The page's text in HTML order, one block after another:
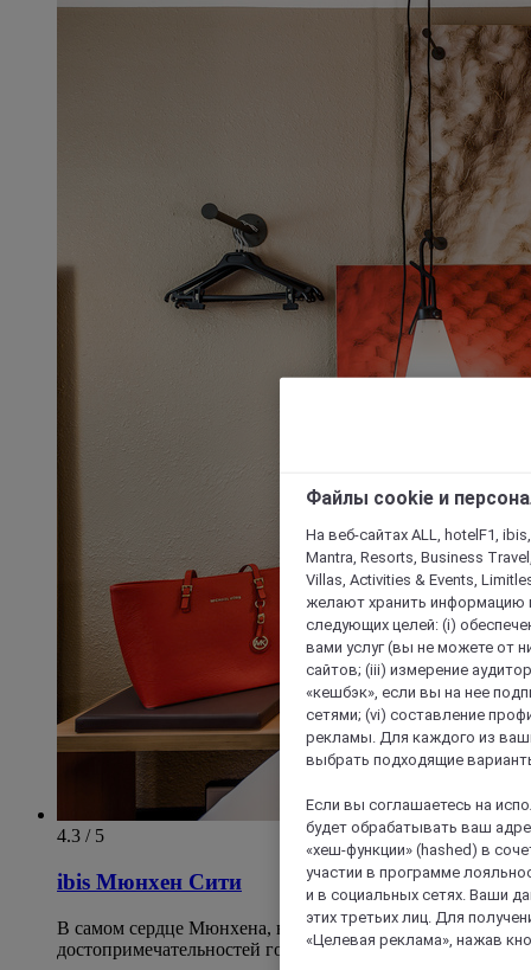
4.3 / 5
ibis Мюнхен Сити
В самом сердце Мюнхена, в пешей доступности от
достопримечательностей города!
Файлы cookie и
На веб-сайтах ALL, hotelF1,
Mantra, Resorts, Business
Villas, Activities & Events,
желают хранить информацию
следующих целей: (i)
вами услуг (вы не можете от
сайтов; (iii) измерение
«кешбэк», если вы на нее
сетями; (vi) составление
рекламы. Для каждого из
выбрать подходящие
Если вы соглашаетесь на
будет обрабатывать ваш
«хеш-функции» (hashed) в
участии в программе
и в социальных сетях. Ваши
этих третьих лиц. Для
«Целевая реклама», нажав